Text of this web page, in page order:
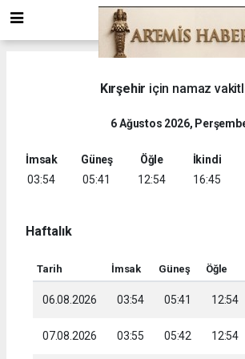
Kırşehir için namaz
6 Ağustos 2026,
İmsak
03:54
Güneş
05:41
Öğle
12:54
İkindi
16:45
Haftalık
Tarih İmsak Güneş Öğle
06.08.2026 03:54 05:41 12:54
07.08.2026 03:55 05:42 12:54